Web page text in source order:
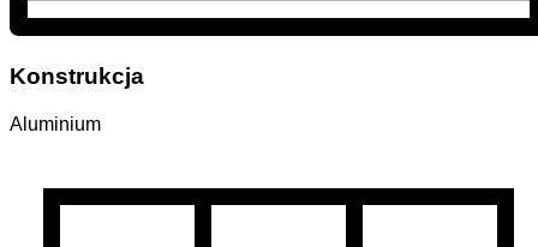
Konstrukcja
Aluminium